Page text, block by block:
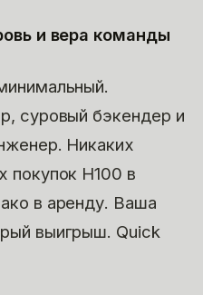
и вера команды
суровый бэкендер и
Никаких
покупок H100 в
в аренду. Ваша
выигрыш. Quick